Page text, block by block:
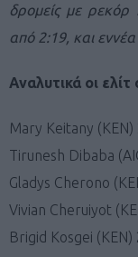
δρομείς με
από 2:19, και
Αναλυτικά οι
Mary Keitany (KEN)
Tirunesh Dibaba
Gladys Cherono
Vivian Cheruiyot
Brigid Kosgei (KEN)